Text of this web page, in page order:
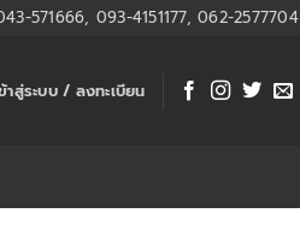
571666, 093-4151177, 062-2577704
าสู่ระบบ / ลงทะเบียน